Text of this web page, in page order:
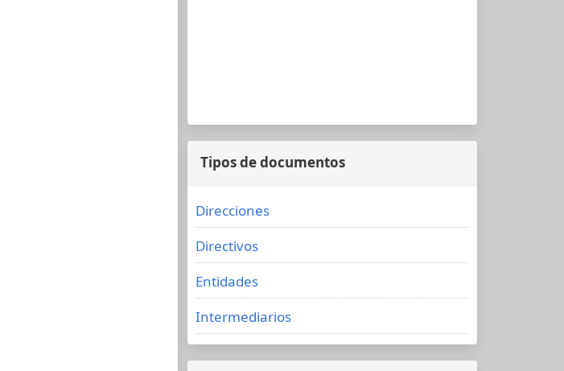
Tipos de documentos
Direcciones
Directivos
Entidades
Intermediarios